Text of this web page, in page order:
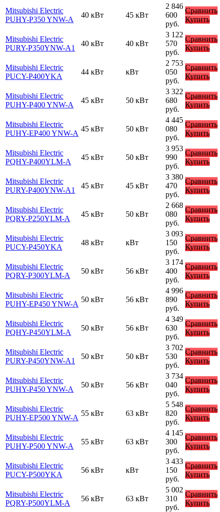
Mitsubishi Electric
PUHY-P350 YNW-A
40 кВт 45 кВт
2 846
600
руб.
Сравнить
Купить
Mitsubishi Electric
PURY-P350YNW-A1
40 кВт 40 кВт
3 122
570
руб.
Сравнить
Купить
Mitsubishi Electric
PUCY-P400YKA
44 кВт кВт
2 753
050
руб.
Сравнить
Купить
Mitsubishi Electric
PUHY-P400 YNW-A
45 кВт 50 кВт
3 322
680
руб.
Сравнить
Купить
Mitsubishi Electric
PUHY-EP400 YNW-A
45 кВт 50 кВт
4 445
080
руб.
Сравнить
Купить
Mitsubishi Electric
PQHY-P400YLM-A
45 кВт 50 кВт
3 953
990
руб.
Сравнить
Купить
Mitsubishi Electric
PURY-P400YNW-A1
45 кВт 45 кВт
3 380
470
руб.
Сравнить
Купить
Mitsubishi Electric
PQRY-P250YLM-A
45 кВт 50 кВт
2 668
080
руб.
Сравнить
Купить
Mitsubishi Electric
PUCY-P450YKA
48 кВт кВт
3 093
150
руб.
Сравнить
Купить
Mitsubishi Electric
PQRY-P300YLM-A
50 кВт 56 кВт
3 174
400
руб.
Сравнить
Купить
Mitsubishi Electric
PUHY-EP450 YNW-A
50 кВт 56 кВт
4 996
890
руб.
Сравнить
Купить
Mitsubishi Electric
PQHY-P450YLM-A
50 кВт 56 кВт
4 349
630
руб.
Сравнить
Купить
Mitsubishi Electric
PURY-P450YNW-A1
50 кВт 50 кВт
3 702
530
руб.
Сравнить
Купить
Mitsubishi Electric
PUHY-P450 YNW-A
50 кВт 56 кВт
3 734
040
руб.
Сравнить
Купить
Mitsubishi Electric
PUHY-EP500 YNW-A
55 кВт 63 кВт
5 548
820
руб.
Сравнить
Купить
Mitsubishi Electric
PUHY-P500 YNW-A
55 кВт 63 кВт
4 145
300
руб.
Сравнить
Купить
Mitsubishi Electric
PUCY-P500YKA
56 кВт кВт
3 433
150
руб.
Сравнить
Купить
Mitsubishi Electric
PQRY-P500YLM-A
56 кВт 63 кВт
5 002
310
руб.
Сравнить
Купить